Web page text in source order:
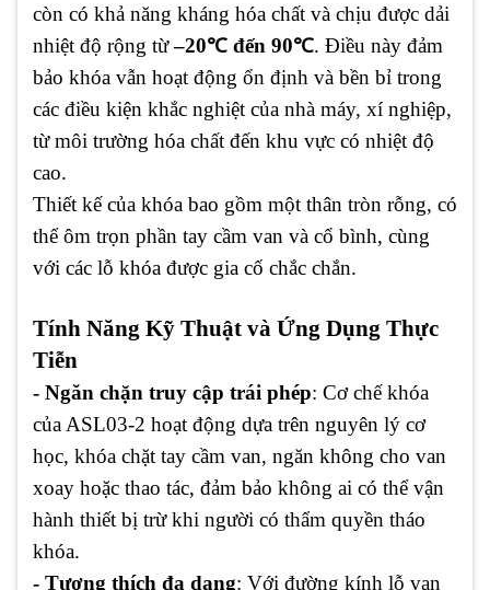
còn có khả năng kháng hóa chất và chịu được dải
nhiệt độ rộng từ–20℃ đến 90℃. Điều này đảm
bảo khóa vẫn hoạt động ổn định và bền bỉ trong
các điều kiện khắc nghiệt của nhà máy, xí nghiệp,
từ môi trường hóa chất đến khu vực có nhiệt độ
cao.
Thiết kế của khóa bao gồm một thân tròn rỗng, có
thể ôm trọn phần tay cầm van và cổ bình, cùng
với các lỗ khóa được gia cố chắc chắn.
Tính Năng Kỹ Thuật và Ứng Dụng Thực
Tiễn
- Ngăn chặn truy cập trái phép: Cơ chế khóa
của ASL03-2 hoạt động dựa trên nguyên lý cơ
học, khóa chặt tay cầm van, ngăn không cho van
xoay hoặc thao tác, đảm bảo không ai có thể vận
hành thiết bị trừ khi người có thẩm quyền tháo
khóa.
- Tương thích đa dạng: Với đường kính lỗ van